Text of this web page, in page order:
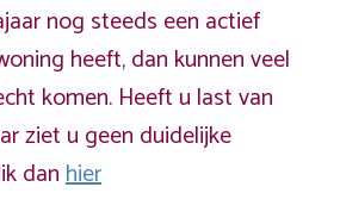
nog steeds een actief
heeft, dan kunnen veel
komen. Heeft u last van
ziet u geen duidelijke
danhier